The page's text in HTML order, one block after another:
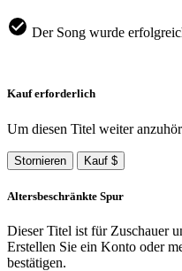
Der Song wurde
Kauf erforderlich
Um diesen Titel weiter
Stornieren Kauf $
Altersbeschränkte Spur
Dieser Titel ist für Zuschauer
Erstellen Sie ein Konto oder
bestätigen.